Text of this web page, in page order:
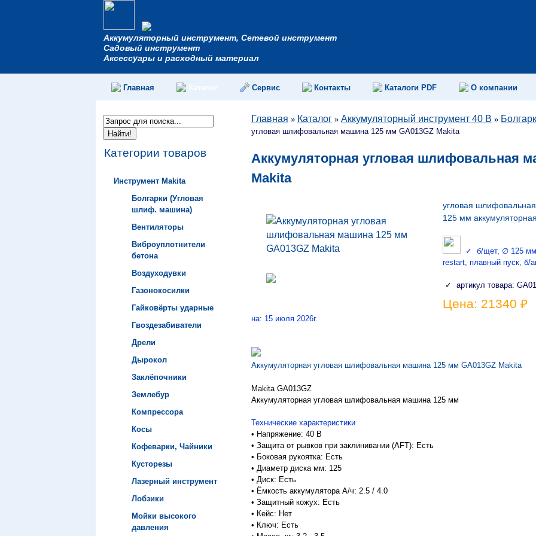
Аккумуляторный инструмент, Сетевой инструмент
Садовый инструмент
Аксессуары и расходный материал
Главная Сервис Контакты Каталоги PDF О компании
Категории товаров
Инструмент Makita
Болгарки (Угловая
шлиф. машина)
Вентиляторы
Виброуплотнители
бетона
Воздуходувки
Газонокосилки
Гайковёрты ударные
Гвоздезабиватели
Дрели
Дырокол
Заклёпочники
Землебур
Компрессора
Косы
Кофеварки, Чайники
Кусторезы
Лазерный инструмент
Лобзики
Мойки высокого
давления
Главная » Каталог » Аккумуляторный инструмент 40 B »
угловая шлифовальная машина 125 мм GA013GZ Makita
Аккумуляторная угловая шлифовальная
Makita
угловая
125 мм
✓ б/щет, ∅ 125 мм,
restart, плавный пуск, б/
✓ артикул товара:
Цена: 21340 ₽
на: 15 июля 2026г.
Аккумуляторная угловая шлифовальная машина 125 мм GA013GZ Makita
Makita GA013GZ
Аккумуляторная угловая шлифовальная машина 125 мм
Технические характеристики
• Напряжение: 40 В
• Защита от рывков при заклинивании (AFT): Есть
• Боковая рукоятка: Есть
• Диаметр диска мм: 125
• Диск: Есть
• Ёмкость аккумулятора А/ч: 2.5 / 4.0
• Защитный кожух: Есть
• Кейс: Нет
• Ключ: Есть